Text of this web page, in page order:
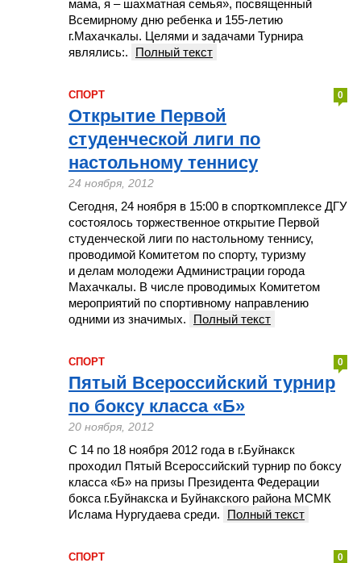
мама, я – шахматная семья», посвященный
Всемирному дню ребенка и 155-летию
г.Махачкалы. Целями и задачами Турнира
являлись:.
Полный текст
СПОРТ 0
Открытие Первой
студенческой лиги по
настольному теннису
24 ноября, 2012
Сегодня, 24 ноября в 15:00 в спорткомплексе ДГУ
состоялось торжественное открытие Первой
студенческой лиги по настольному теннису,
проводимой Комитетом по спорту, туризму
и делам молодежи Администрации города
Махачкалы. В числе проводимых Комитетом
мероприятий по спортивному направлению
одними из значимых.
Полный текст
СПОРТ 0
Пятый Всероссийский турнир
по боксу класса «Б»
20 ноября, 2012
С 14 по 18 ноября 2012 года в г.Буйнакск
проходил Пятый Всероссийский турнир по боксу
класса «Б» на призы Президента Федерации
бокса г.Буйнакска и Буйнакского района МСМК
Ислама Нургудаева среди.
Полный текст
СПОРТ 0